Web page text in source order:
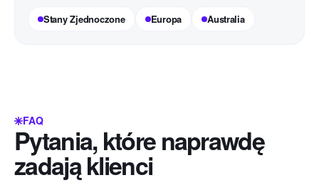
Stany Zjednoczone Europa Australia
FAQ
Pytania, które naprawdę
zadają klienci